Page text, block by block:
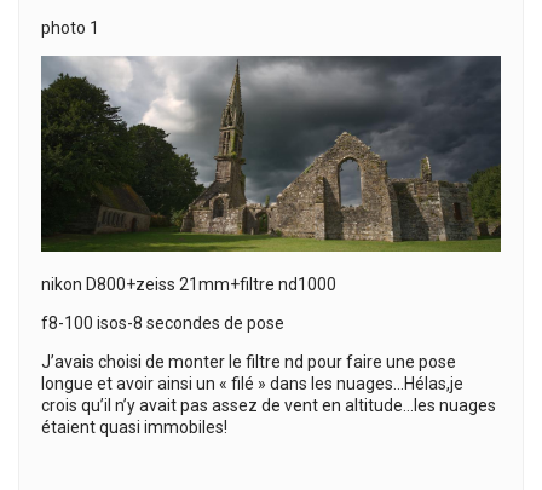
photo 1
nikon D800+zeiss 21mm+filtre nd1000
f8-100 isos-8 secondes de pose
J’avais choisi de monter le filtre nd pour faire une pose
longue et avoir ainsi un « filé » dans les nuages…Hélas,je
crois qu’il n’y avait pas assez de vent en altitude…les nuages
étaient quasi immobiles!